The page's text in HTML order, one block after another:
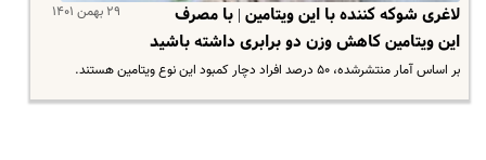
۲۹ بهمن ۱۴۰۱
لاغری شوکه کننده با این ویتامین | با مصرف
این ویتامین کاهش وزن دو برابری داشته باشید
بر اساس آمار منتشرشده، ۵۰ درصد افراد دچار کمبود این نوع ویتامین هستند.